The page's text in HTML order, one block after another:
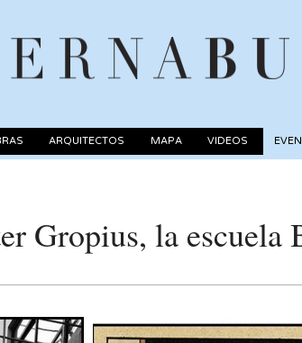
ARQUITECTOS MAPA VIDEOS
Gropius, la escuela